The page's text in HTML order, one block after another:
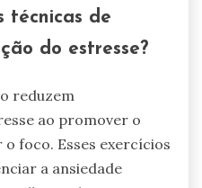
técnicas de
do estresse?
reduzem
ao promover o
foco. Esses exercícios
a ansiedade